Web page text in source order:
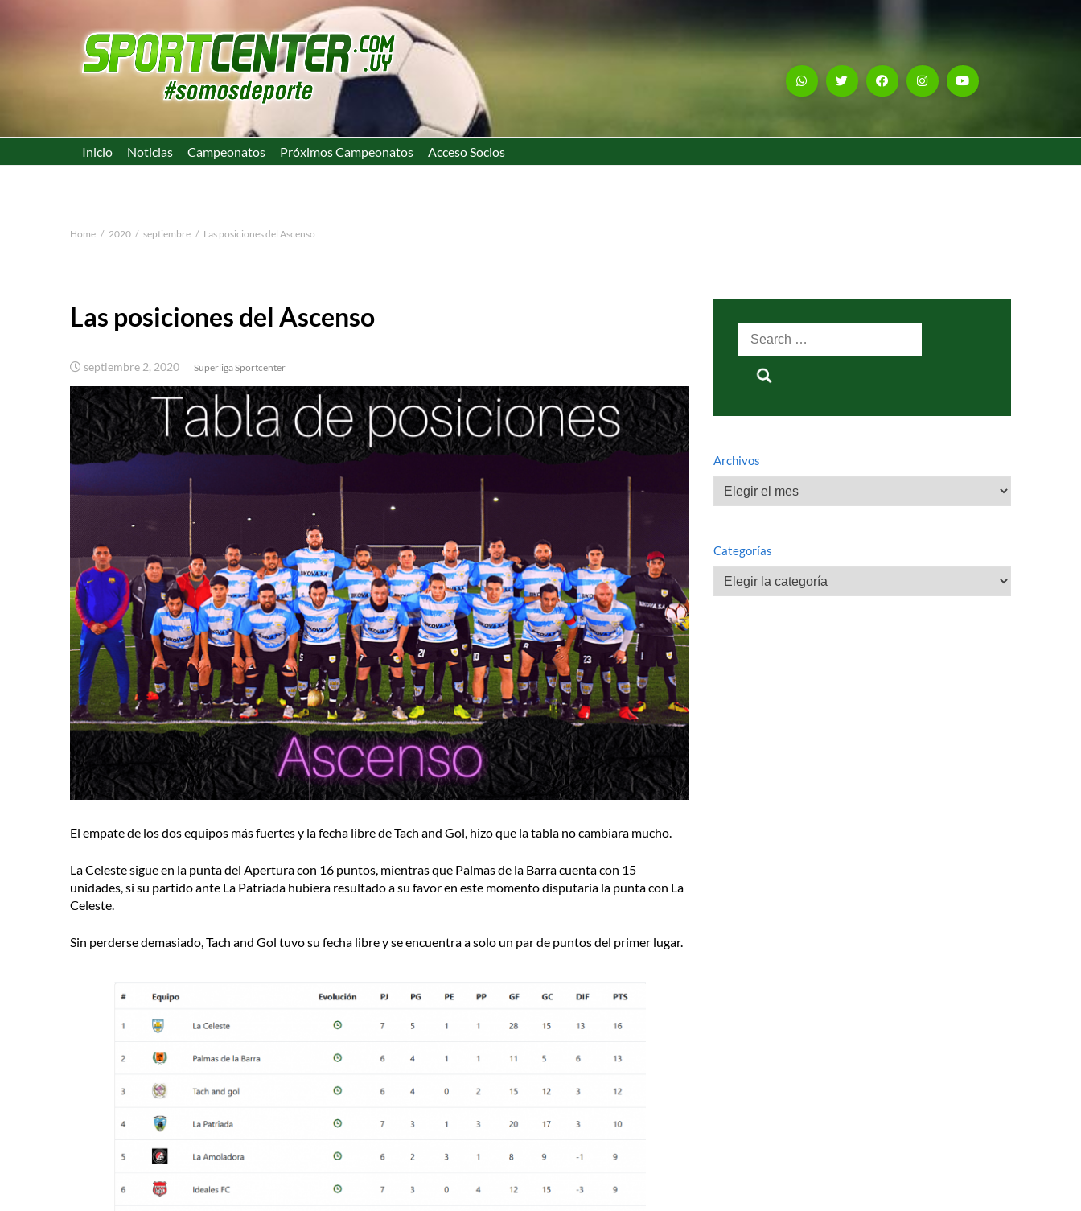
Inicio Noticias Campeonatos Próximos Campeonatos Acceso Socios
Home 2020 septiembre Las posiciones del Ascenso
Las posiciones del Ascenso
septiembre 2, 2020 Superliga Sportcenter
El empate de los dos equipos más fuertes y la fecha libre de Tach and Gol, hizo que la tabla no cambiara mucho.
La Celeste sigue en la punta del Apertura con 16 puntos, mientras que Palmas de la Barra cuenta con 15
unidades, si su partido ante La Patriada hubiera resultado a su favor en este momento disputaría la punta con La
Celeste.
Sin perderse demasiado, Tach and Gol tuvo su fecha libre y se encuentra a solo un par de puntos del primer lugar.
Search
for:
Archivos
Archivos
Categorías
Categorías